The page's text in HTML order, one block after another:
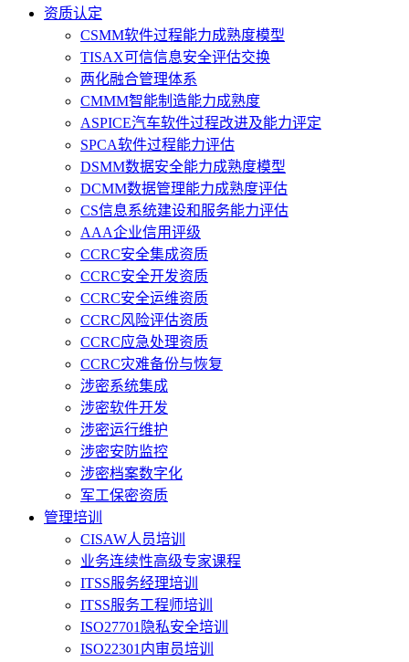
资质认定
CSMM软件过程能力成熟度模型
TISAX可信信息安全评估交换
两化融合管理体系
CMMM智能制造能力成熟度
ASPICE汽车软件过程改进及能力评定
SPCA软件过程能力评估
DSMM数据安全能力成熟度模型
DCMM数据管理能力成熟度评估
CS信息系统建设和服务能力评估
AAA企业信用评级
CCRC安全集成资质
CCRC安全开发资质
CCRC安全运维资质
CCRC风险评估资质
CCRC应急处理资质
CCRC灾难备份与恢复
涉密系统集成
涉密软件开发
涉密运行维护
涉密安防监控
涉密档案数字化
军工保密资质
管理培训
CISAW人员培训
业务连续性高级专家课程
ITSS服务经理培训
ITSS服务工程师培训
ISO27701隐私安全培训
ISO22301内审员培训